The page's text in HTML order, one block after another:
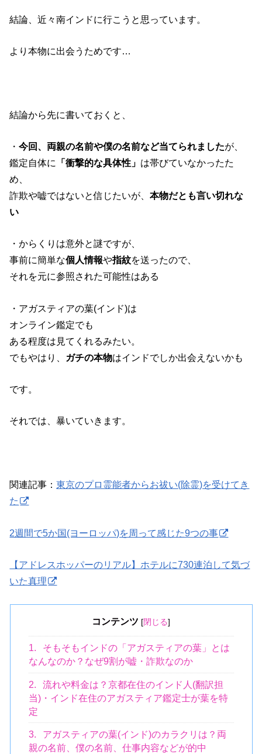
結論、近々南インドに行こうと思っています。
より本物に出会うためです…
結論から先に書いておくと、
・今回、両親の名前や僕の名前など当てられましたが、
鑑定自体に
「衝撃的な具体性」 は帯びていなかったた
め、
詐欺や嘘ではないと信じたいが、本物だとも言い切れな
い
・からくりは意外と謎ですが、
事前に簡単な個人情報や指紋を送ったので、
それを元に参照された可能性はある
・アガスティアの葉(インド)は
オンライン鑑定でも
ある程度は見てくれるみたい。
でもやはり、 ガチの本物はインドでしか出会えないかも
です。
それでは、暴いていきます。
関連記事：東京のプロ霊能者からお祓い(除霊)を受けてき
た
2週間で5か国(ヨーロッパ)を周って感じた9つの事
【アドレスホッパーのリアル】ホテルに730連泊して気づ
いた真理
コンテンツ [閉じる]
1.
そもそもインドの「アガスティアの葉」とは
なんなのか？なぜ9割が嘘・詐欺なのか
2.
流れや料金は？京都在住のインド人(翻訳担
当)・インド在住のアガスティア鑑定士が葉を特
定
3.
アガスティアの葉(インド)のカラクリは？両
親の名前、僕の名前、仕事内容などが的中